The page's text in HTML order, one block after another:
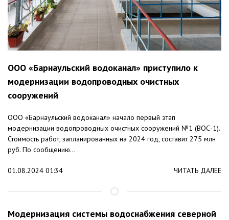
ООО «Барнаульский водоканал» приступило к
модернизации водопроводных очистных
сооружений
ООО «Барнаульский водоканал» начало первый этап
модернизации водопроводных очистных сооружений №1 (ВОС-1).
Стоимость работ, запланированных на 2024 год, составит 275 млн
руб. По сообщению...
01.08.2024 01:34 ЧИТАТЬ ДАЛЕЕ
Модернизация системы водоснабжения северной